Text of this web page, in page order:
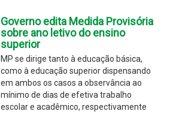
Governo edita Medida Provisória
sobre ano letivo do ensino
superior
MP se dirige tanto à educação básica,
como à educação superior dispensando
em ambos os casos a observância ao
mínimo de dias de efetiva trabalho
escolar e acadêmico, respectivamente